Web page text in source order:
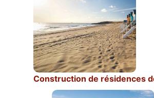
Construction de résidences